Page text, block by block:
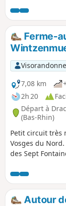
êtes discrets,
d'apercevoir
de départ
Ferme-
7,08 km
2h 20
Départ à
(Bas-Rhin)
Petit circuit très
Vosges du
des Sept
privilégié dans
familial peut
maîtrise.
Autour